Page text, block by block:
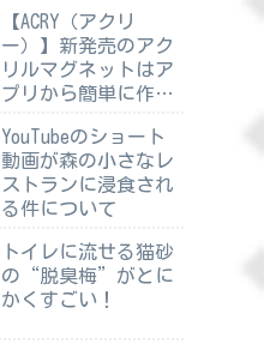
【ACRY（アクリ
ー）】新発売のアク
リルマグネットはア
プリから簡単に作れ
YouTubeのショート
動画が森の小さなレ
ストランに浸食され
る件について
トイレに流せる猫砂
の“脱臭梅”がとに
かくすごい！